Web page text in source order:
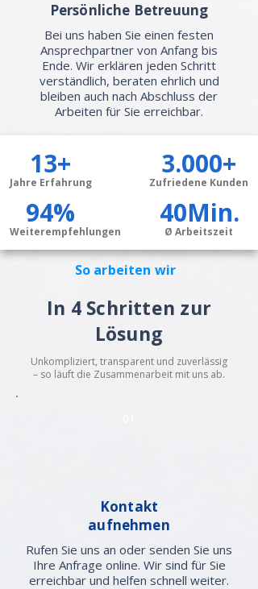
Persönliche Betreuung
Bei uns haben Sie einen festen
Ansprechpartner von Anfang bis
Ende. Wir erklären jeden Schritt
verständlich, beraten ehrlich und
bleiben auch nach Abschluss der
Arbeiten für Sie erreichbar.
13+
Jahre Erfahrung
94%
Weiterempfehlungen
3.000+
Zufriedene Kunden
40Min.
Ø Arbeitszeit
So arbeiten wir
In 4 Schritten zur
Lösung
Unkompliziert, transparent und zuverlässig
– so läuft die Zusammenarbeit mit uns ab.
Kontakt
aufnehmen
Rufen Sie uns an oder senden Sie uns
Ihre Anfrage online. Wir sind für Sie
erreichbar und helfen schnell weiter.